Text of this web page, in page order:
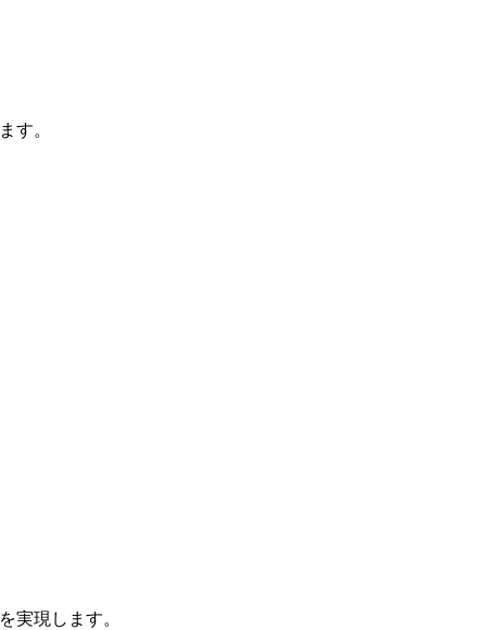
す。
実現します。